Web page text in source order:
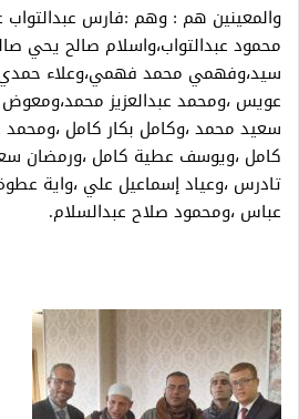
والمعينين هم : وهم :فارس
محمود عبدالتواب،واسلام صالح يحي
سيد،وفهمي محمد فهمي،وعلاء
عويس ،ومحمد عبدالعزيز
سعيد محمد ،وكامل بكار كامل ،ومحمد
كامل ،ويوسف عطية كامل ،ورمضان
تادرس ،وعياد إسماعيل علي ،واية
عباس ،ومحمود صلاح عبدالسلام.